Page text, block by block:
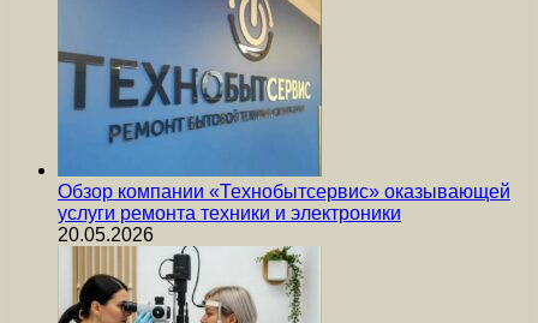
Обзор компании «Технобытсервис» оказывающей
услуги ремонта техники и электроники
20.05.2026